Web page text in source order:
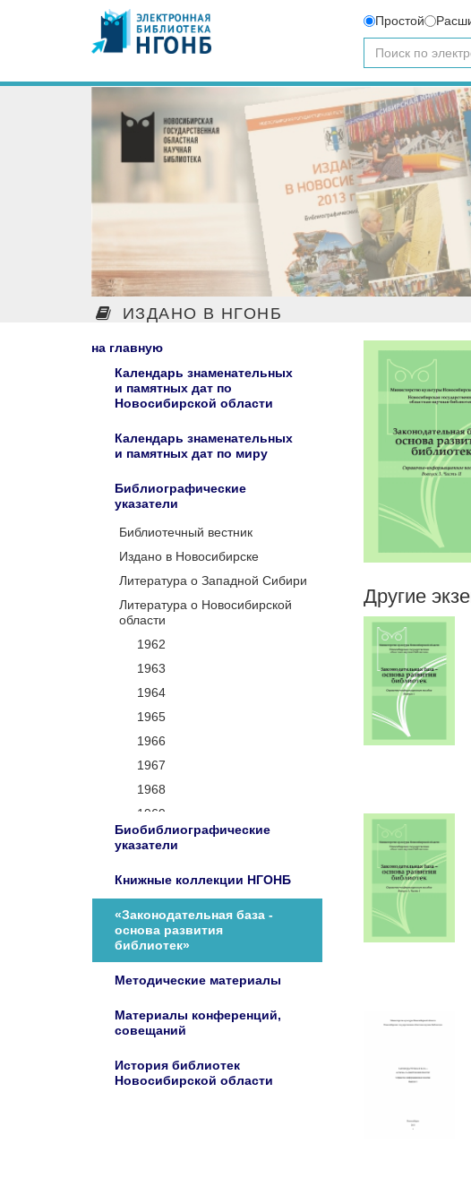
Простой
ИЗДАНО В НГОНБ
на главную
Календарь знаменательных
и памятных дат по
Новосибирской области
Календарь знаменательных
и памятных дат по миру
Библиографические
указатели
Библиотечный вестник
Издано в Новосибирске
Литература о Западной Сибири
Литература о Новосибирской
области
1962
1963
1964
1965
1966
1967
1968
1969
1970
1972
1973
1974
1975
1976
1978
1980
Биобиблиографические
указатели
Книжные коллекции НГОНБ
«Законодательная база -
основа развития
библиотек»
Методические материалы
Материалы конференций,
совещаний
История библиотек
Новосибирской области
Другие